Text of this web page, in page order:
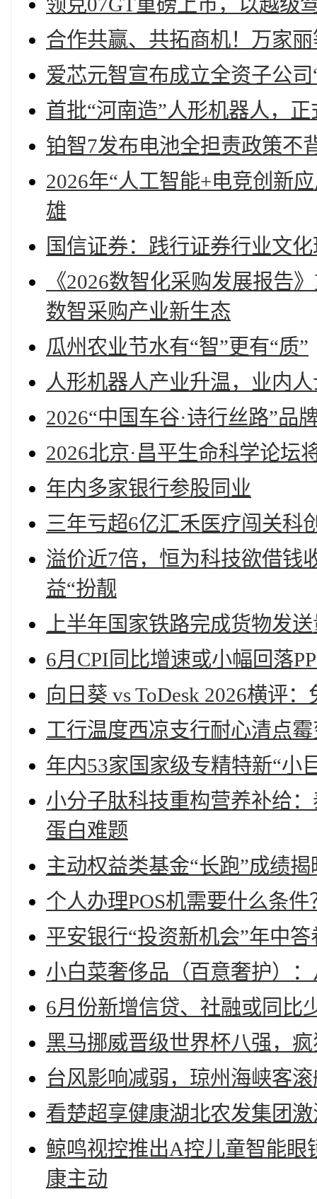
合作共赢、共拓商机！万家
爱芯元智宣布成立全资子公司
首批“河南造”人形机器人，
铂智7发布电池全担责政策不
2026年“人工智能+电竞创新
雄
国信证券：践行证券行业文
《2026数智化采购发展报告
数智采购产业新生态
瓜州农业节水有“智”更有“质”
人形机器人产业升温，业内
2026“中国车谷·诗行丝路”品
2026北京·昌平生命科学论坛
年内多家银行参股同业
三年亏超6亿汇禾医疗闯关科
溢价近7倍，恒为科技欲借钱
益“扮靓
上半年国家铁路完成货物发
6月CPI同比增速或小幅回落
向日葵 vs ToDesk 2026横评
工行温度西凉支行耐心清点
年内53家国家级专精特新“小
小分子肽科技重构营养补给
蛋白难题
主动权益类基金“长跑”成绩
个人办理POS机需要什么条
平安银行“投资新机会”年中
小白菜奢侈品（百意奢护）
6月份新增信贷、社融或同比
黑马挪威晋级世界杯八强，
台风影响减弱，琼州海峡客
看楚超享健康湖北农发集团
鲸鸣视控推出A控儿童智能眼
康主动